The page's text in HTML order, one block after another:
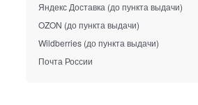
Яндекс Доставка (до пункта выдачи)
OZON (до пункта выдачи)
Wildberries (до пункта выдачи)
Почта России